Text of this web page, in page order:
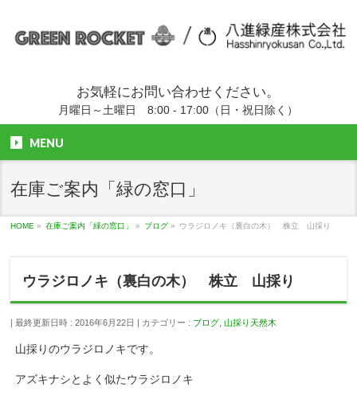
お気軽にお問い合わせください。
月曜日～土曜日 8:00 - 17:00（日・祝日除く）
MENU
在庫ご案内「緑の窓口」
HOME » 在庫ご案内「緑の窓口」 » ブログ » ウラジロノキ（裏白の木） 株立 山採り
ウラジロノキ（裏白の木） 株立 山採り
最終更新日時 : 2016年6月22日 カテゴリー : ブログ ,山採り天然木
山採りのウラジロノキです。
アズキナシとよく似たウラジロノキ